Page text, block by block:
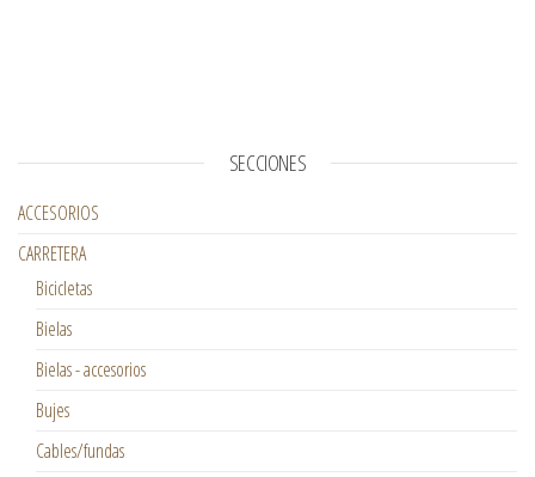
SECCIONES
ACCESORIOS
CARRETERA
Bicicletas
Bielas
Bielas - accesorios
Bujes
Cables/fundas